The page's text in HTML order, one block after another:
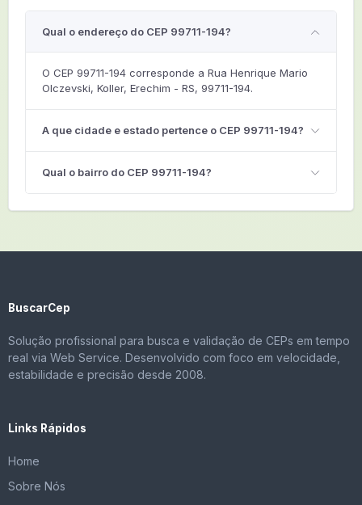
Qual o endereço do CEP 99711-194?
O CEP 99711-194 corresponde a Rua Henrique Mario
Olczevski, Koller, Erechim - RS, 99711-194.
A que cidade e estado pertence o CEP 99711-194?
Qual o bairro do CEP 99711-194?
BuscarCep
Solução profissional para busca e validação de CEPs em tempo
real via Web Service. Desenvolvido com foco em velocidade,
estabilidade e precisão desde 2008.
Links Rápidos
Home
Sobre Nós